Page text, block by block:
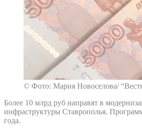
© Фото: Мария Новоселова/
Более 10 млрд руб направят в
инфраструктуры Ставрополья.
года.